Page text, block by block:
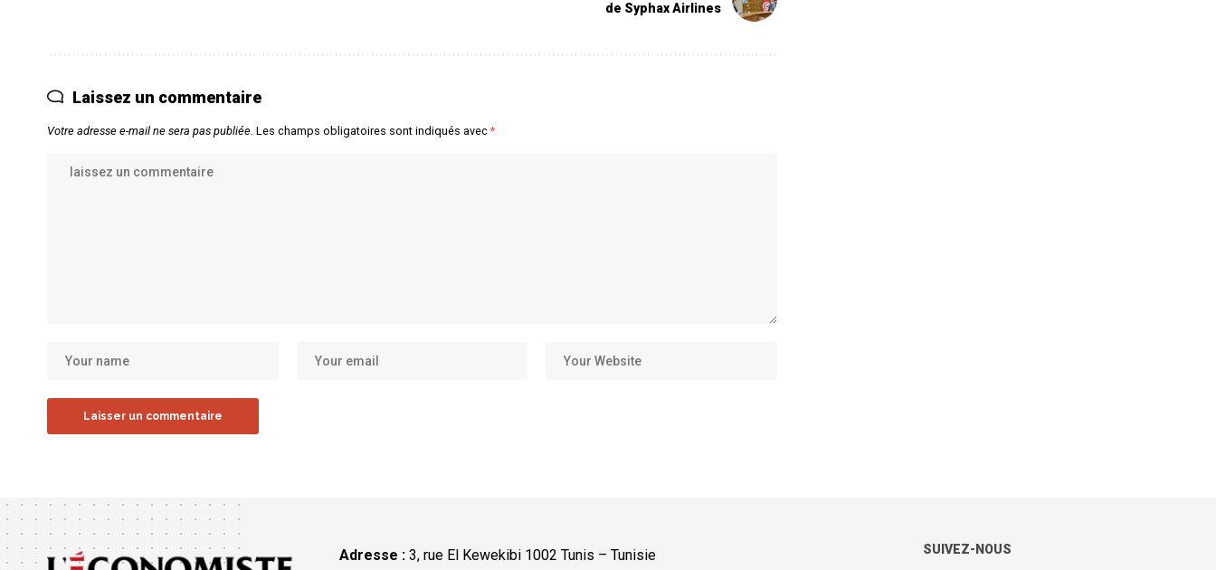
de Syphax Airlines
Laissez un commentaire
Votre adresse e-mail ne sera pas publiée. Les champs obligatoires sont indiqués avec*
Adresse : 3, rue El Kewekibi 1002 Tunis – Tunisie SUIVEZ-NOUS